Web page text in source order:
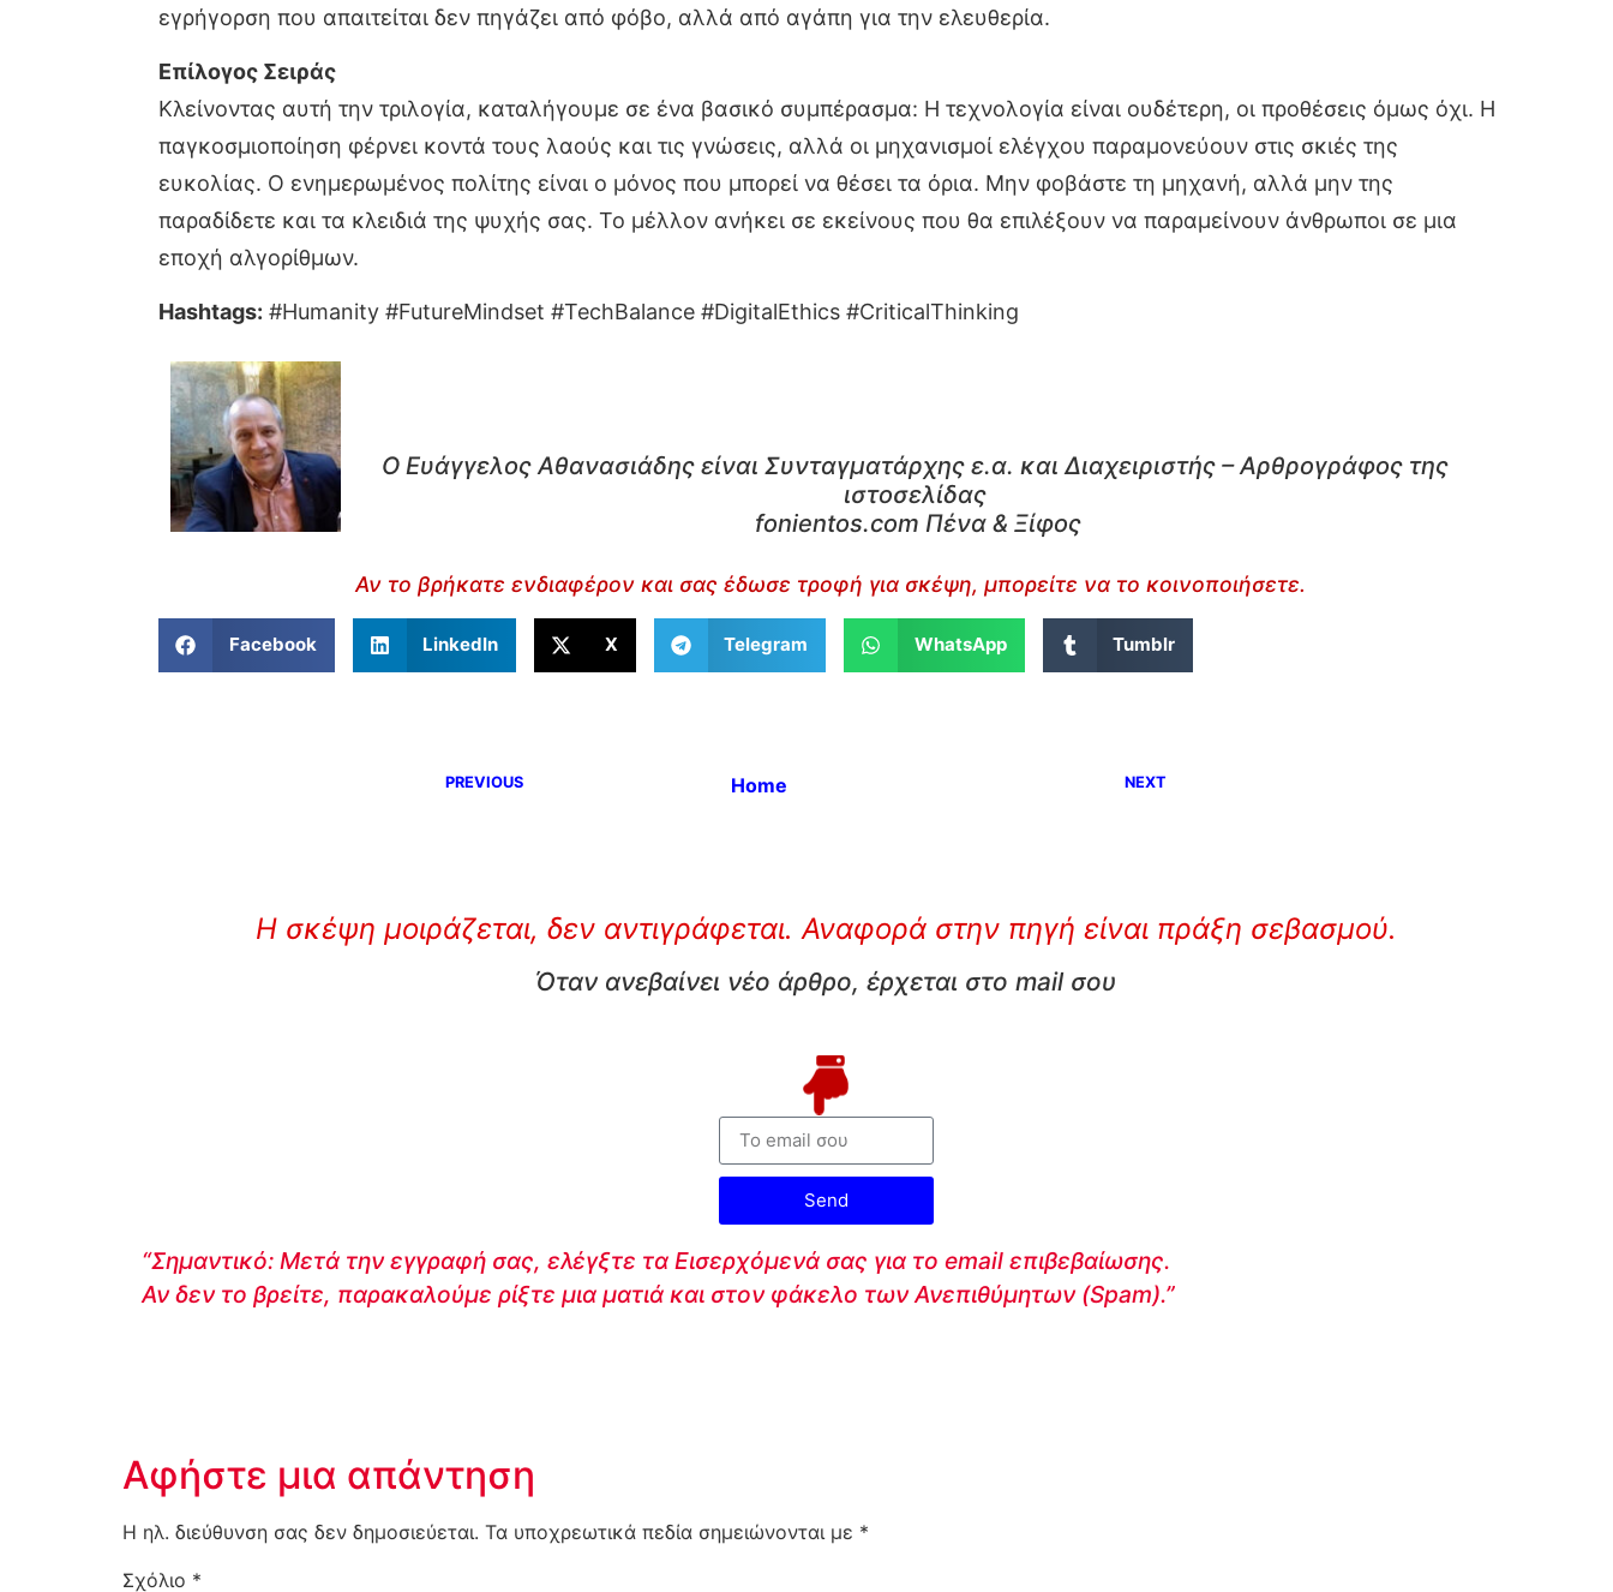
εγρήγορση που απαιτείται δεν πηγάζει από φόβο, αλλά από αγάπη για την ελευθερία.
Επίλογος Σειράς
Κλείνοντας αυτή την τριλογία, καταλήγουμε σε ένα βασικό συμπέρασμα: Η τεχνολογία είναι ουδέτερη, οι προθέσεις όμως όχι. Η
παγκοσμιοποίηση φέρνει κοντά τους λαούς και τις γνώσεις, αλλά οι μηχανισμοί ελέγχου παραμονεύουν στις σκιές της
ευκολίας. Ο ενημερωμένος πολίτης είναι ο μόνος που μπορεί να θέσει τα όρια. Μην φοβάστε τη μηχανή, αλλά μην της
παραδίδετε και τα κλειδιά της ψυχής σας. Το μέλλον ανήκει σε εκείνους που θα επιλέξουν να παραμείνουν άνθρωποι σε μια
εποχή αλγορίθμων.
Hashtags: #Humanity #FutureMindset #TechBalance #DigitalEthics #CriticalThinking
Ο Ευάγγελος Αθανασιάδης είναι Συνταγματάρχης ε.α. και Διαχειριστής – Αρθρογράφος της
ιστοσελίδας
fonientos.com Πένα & Ξίφος
Αν το βρήκατε ενδιαφέρον και σας έδωσε τροφή για σκέψη, μπορείτε να το κοινοποιήσετε.
Facebook LinkedIn X Telegram WhatsApp Tumblr
PREVIOUS Home NEXT
Η σκέψη μοιράζεται, δεν αντιγράφεται. Αναφορά στην πηγή είναι πράξη σεβασμού.
Όταν ανεβαίνει νέο άρθρο, έρχεται στο mail σου
Send
“Σημαντικό: Μετά την εγγραφή σας, ελέγξτε τα Εισερχόμενά σας για το email επιβεβαίωσης.
Αν δεν το βρείτε, παρακαλούμε ρίξτε μια ματιά και στον φάκελο των Ανεπιθύμητων (Spam).”
Αφήστε μια απάντηση
Η ηλ. διεύθυνση σας δεν δημοσιεύεται. Τα υποχρεωτικά πεδία σημειώνονται με *
Σχόλιο *